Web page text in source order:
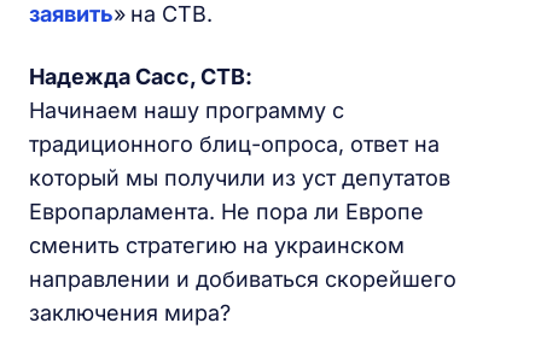
заявить» на СТВ.
Надежда Сасс, СТВ:
Начинаем нашу программу с
традиционного блиц-опроса, ответ на
который мы получили из уст депутатов
Европарламента. Не пора ли Европе
сменить стратегию на украинском
направлении и добиваться скорейшего
заключения мира?